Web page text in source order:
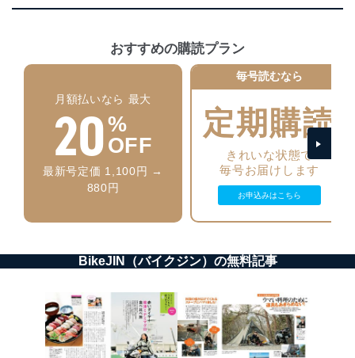
ベース等を取り扱う情報システムを使用する従業
者を識別・認証しています。
外部からの不正アクセス等の防止
個人データを取り扱う機器等のオペレーティング
システムを最新の状態に保持しています。
個人データを取り扱う機器等にセキュリティ対策
ソフトウェア等を導入し、自動更新 機能等の活用
により、これを最新状態としています。
情報システムの使用に伴う漏洩等の防止
個人情報保護マネジメントシステムの継続的改善
当社は、内部監査及びマネジメントレビューの機会を通
じて、個人情報保護マネジメントシステムを継続的に改
善し、常に最良の状態を維持します。
おすすめの購読プラン
月額払いなら 最大
20%
OFF
最新号定価 1,100円 →
880円
毎号読むなら
定期購読
きれいな状態で
毎号お届けします
お申込みはこちら
BikeJIN（バイクジン）の無料記事